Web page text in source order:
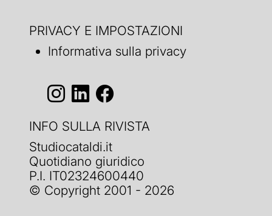
PRIVACY E IMPOSTAZIONI
Informativa sulla privacy
INFO SULLA RIVISTA
Studiocataldi.it
Quotidiano giuridico
P.I. IT02324600440
© Copyright 2001 - 2026